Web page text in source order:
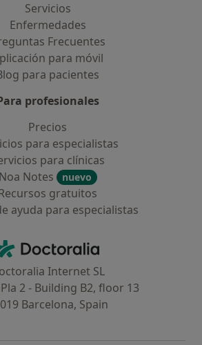
Servicios
Enfermedades
Frecuentes
para móvil
para pacientes
profesionales
Precios
para especialistas
para clínicas
Noa Notes
nuevo
gratuitos
ayuda para especialistas
Doctoralia - Página de inicio
Internet SL
Pla 2 - Building B2, floor 13
Barcelona, Spain